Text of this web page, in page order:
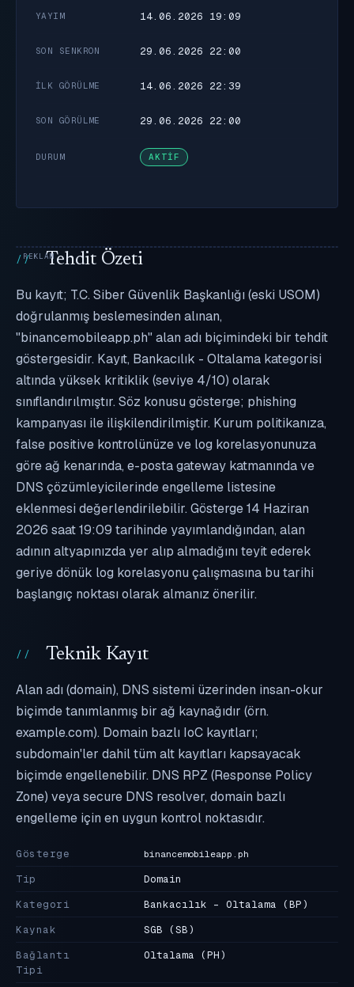
YAYIM 14.06.2026 19:09
SON SENKRON 29.06.2026 22:00
İLK GÖRÜLME 14.06.2026 22:39
SON GÖRÜLME 29.06.2026 22:00
DURUM AKTIF
Tehdit Özeti
Bu kayıt; T.C. Siber Güvenlik Başkanlığı (eski USOM)
doğrulanmış beslemesinden alınan,
"binancemobileapp.ph" alan adı biçimindeki bir tehdit
göstergesidir. Kayıt, Bankacılık - Oltalama kategorisi
altında yüksek kritiklik (seviye 4/10) olarak
sınıflandırılmıştır. Söz konusu gösterge; phishing
kampanyası ile ilişkilendirilmiştir. Kurum politikanıza,
false positive kontrolünüze ve log korelasyonunuza
göre ağ kenarında, e-posta gateway katmanında ve
DNS çözümleyicilerinde engelleme listesine
eklenmesi değerlendirilebilir. Gösterge 14 Haziran
2026 saat 19:09 tarihinde yayımlandığından, alan
adının altyapınızda yer alıp almadığını teyit ederek
geriye dönük log korelasyonu çalışmasına bu tarihi
başlangıç noktası olarak almanız önerilir.
Teknik Kayıt
Alan adı (domain), DNS sistemi üzerinden insan-okur
biçimde tanımlanmış bir ağ kaynağıdır (örn.
example.com). Domain bazlı IoC kayıtları;
subdomain'ler dahil tüm alt kayıtları kapsayacak
biçimde engellenebilir. DNS RPZ (Response Policy
Zone) veya secure DNS resolver, domain bazlı
engelleme için en uygun kontrol noktasıdır.
Gösterge binancemobileapp.ph
Tip
Domain
Kategori
Bankacılık - Oltalama (BP)
Kaynak
SGB (SB)
Bağlantı
Tipi
Oltalama (PH)